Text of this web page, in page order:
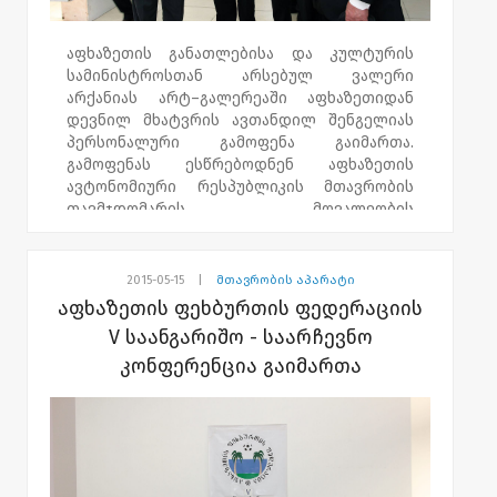
ტურნირს აფხაზეთის განათლებისა და
სპორტული მომზადების ცენტრის,
აფხაზეთის საჯარო სკოლის დირექტორები
და ფიზიკური აღზრდის პედაგოგები
ესწრებოდნენ.
აფხაზეთის განათლებისა და კულტურის
სამინისტროსთან არსებულ ვალერი
არქანიას არტ–გალერეაში აფხაზეთიდან
დევნილ მხატვრის ავთანდილ შენგელიას
პერსონალური გამოფენა გაიმართა.
გამოფენას ესწრებოდნენ აფხაზეთის
ავტონომიური რესპუბლიკის მთავრობის
თავმჯდომარის მოვალეობის
უმაღლესი საბჭოს თავმჯდომარე გია
გვაზავა, საქართველოს ოკუპირებული
ტერიტორიებიდან იძულებით
გადაადგილებულ პირთა,განსახლებისა და
ლტოლვილთა მინისტრის მოადგილე გოგი
ავთანდილ შენგელია 1955 წელს ქ. სოხუმში
დაიბადა. 1971-1977 წლებში სწავლობდა
2015-05-15| მთავრობის აპარატი
აფხაზეთის ფეხბურთის ფედერაციის
V საანგარიშო - საარჩევნო
კონფერენცია გაიმართა